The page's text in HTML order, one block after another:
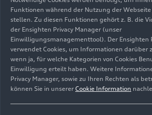
beim ersten „Großen Preis von
1926“ auf der AVUS in der 1,5-
vielbeachteten Vierfachsieg. Vor 90
der Auto Union Typ C von Erfolg zu
Grand-Prix-Wagen gewinnt in der
1936 drei von fünf „Großen
der Rundstreckenrennen und alle
denen sich die Auto Union AG
Siege in sieben Ländern: Bei den
Funktionen während der Nutzung der
stellen. Zu diesen Funktionen gehört z. B. die
der Ensighten Privacy Manager (unser
Einwilligungsmanagementtool). Der Ensighten
verwendet Cookies, um Informationen darüber
wenn ja, für welche Kategorien von Cookies
Einwilligung erteilt haben. Weitere
Privacy Manager, sowie zu Ihren Rechten als
können Sie in unserer Cookie Information